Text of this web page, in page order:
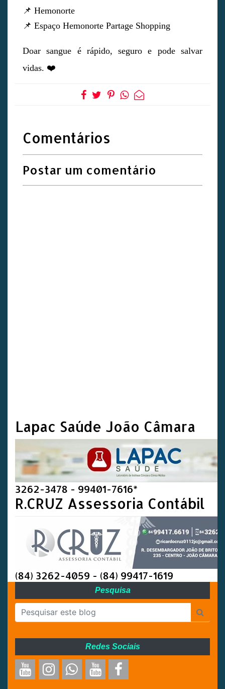
📌 Hemonorte
📌 Espaço Hemonorte Partage Shopping
Doar sangue é rápido, seguro e pode salvar
vidas. ❤️
Comentários
Postar um comentário
Lapac Saúde João Câmara
3262-3478 - 99401-7616*
R.CRUZ Assessoria Contábil
(84) 3262-4059 - (84) 99417-1619
Pesquisa
Redes Sociais